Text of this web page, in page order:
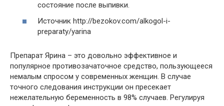
состояние после выпивки.
Источник http://bezokov.com/alkogol-i-
preparaty/yarina
Препарат Ярина – это довольно эффективное и
популярное противозачаточное средство, пользующееся
немалым спросом у современных женщин. В случае
точного следования инструкции он пресекает
нежелательную беременность в 98% случаев. Регулируя